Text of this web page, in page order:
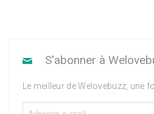
S'abonner à
Le meilleur de Welovebuzz, une